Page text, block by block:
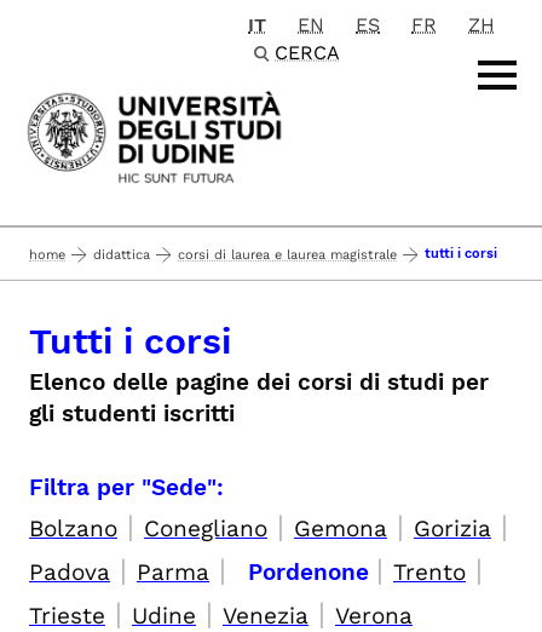
Passa al contenuto principale
IT EN ES FR
ZH
CERCA
home didattica corsi di laurea e laurea magistrale tutti i corsi
Tutti i corsi
Elenco delle pagine dei corsi di studi per
gli studenti iscritti
Filtra per "Sede":
Bolzano | Conegliano | Gemona | Gorizia |
Padova | Parma | Pordenone | Trento |
Trieste | Udine | Venezia | Verona